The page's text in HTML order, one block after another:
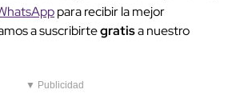
para recibir la mejor
a suscribirtegratisa nuestro
▼ Publicidad